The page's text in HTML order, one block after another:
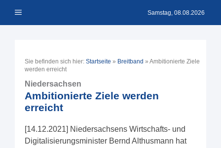
Inhalt Menü Samstag, 08.08.2026
Sie befinden sich hier: Startseite » Breitband » Ambitionierte Ziele
werden erreicht
Niedersachsen
Ambitionierte Ziele werden
erreicht
[14.12.2021] Niedersachsens Wirtschafts- und
Digitalisierungsminister Bernd Althusmann hat